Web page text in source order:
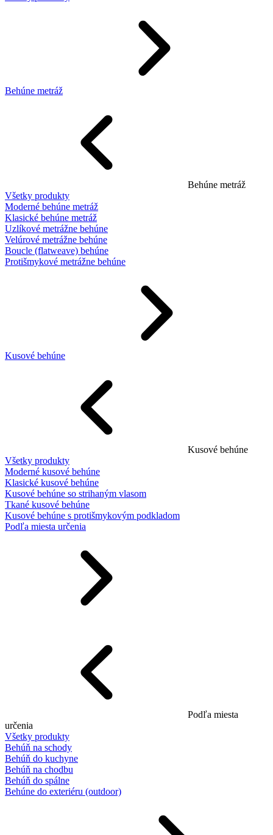
Behúne metráž
Behúne metráž
Všetky produkty
Moderné behúne metráž
Klasické behúne metráž
Uzlíkové metrážne behúne
Velúrové metrážne behúne
Boucle (flatweave) behúne
Protišmykové metrážne behúne
Kusové behúne
Kusové behúne
Všetky produkty
Moderné kusové behúne
Klasické kusové behúne
Kusové behúne so strihaným vlasom
Tkané kusové behúne
Kusové behúne s protišmykovým podkladom
Podľa miesta určenia
Podľa miesta
určenia
Všetky produkty
Behúň na schody
Behúň do kuchyne
Behúň na chodbu
Behúň do spálne
Behúne do exteriéru (outdoor)